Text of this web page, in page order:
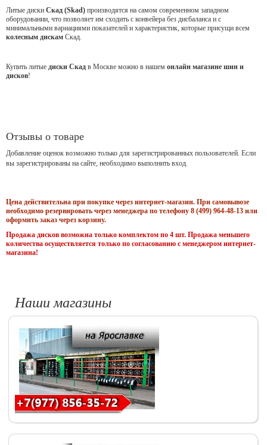
Литые диски Скад (Skad) производятся на самом современном западном
оборудовании, что позволяет им сходить с конвейера без дисбаланса и с
минимальными вариациями показателей и характеристик, которые присущи всем
колесным дискам Скад.
Купить литые диски Скад в Москве можно в нашем онлайн магазине шин и
дисков!
Отзывы о товаре
Добавление оценок возможно только для зарегистрированных пользователей. Если
вы зарегистрированы на сайте, необходимо выполнить вход.
Цена действительна при покупке через интернет-магазин. При самовывозе
необходимо резервировать через менеджера по телефону 8 (499) 964-48-13 или
оформить заказ через корзину.
Продажа дисков возможна только комплектом по 4 шт. Продажа меньшего
количества осуществляется только по согласованию с менеджером интернет-
магазина!
Наши магазины